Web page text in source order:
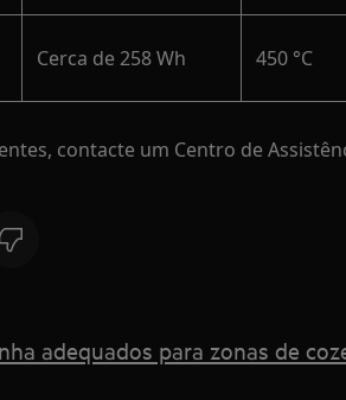
Cerca de 258 Wh 450 °C
contacte um Centro de
adequados para zonas de